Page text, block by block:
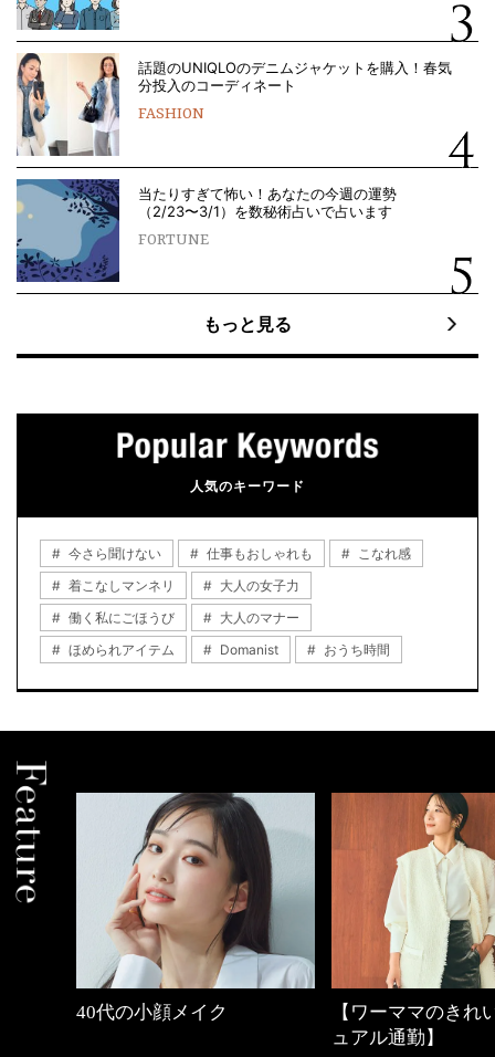
話題のUNIQLOのデニムジャケットを購入！春気
分投入のコーディネート
FASHION
当たりすぎて怖い！あなたの今週の運勢
（2/23〜3/1）を数秘術占いで占います
FORTUNE
もっと見る
人気のキーワード
今さら聞けない 仕事もおしゃれも
こなれ感
着こなしマンネリ
大人の女子力
働く私にごほうび
大人のマナー
ほめられアイテム
Domanist おうち時間
【ワーママのきれいめカジ
心地よくいられる
とは